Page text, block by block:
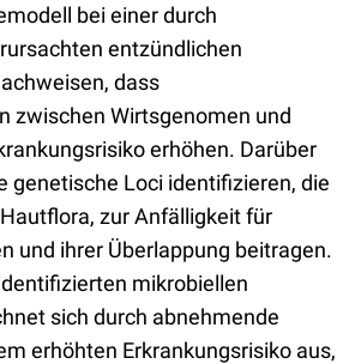
bei einer durch
entzündlichen
dass
zwischen Wirtsgenomen und
erhöhen. Darüber
genetische Loci identifizieren, die
zur Anfälligkeit für
und ihrer Überlappung beitragen.
mikrobiellen
sich durch abnehmende
erhöhten Erkrankungsrisiko aus,